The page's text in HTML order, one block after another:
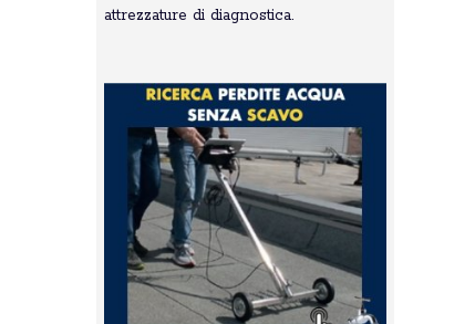
attrezzature di diagnostica.